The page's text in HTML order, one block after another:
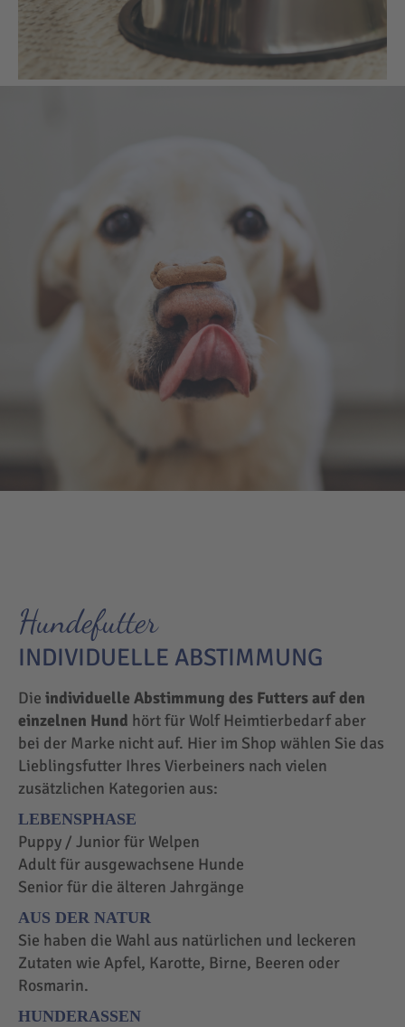
Hundefutter
INDIVIDUELLE ABSTIMMUNG
Die individuelle Abstimmung des Futters auf den
einzelnen Hund hört für Wolf Heimtierbedarf aber
bei der Marke nicht auf. Hier im Shop wählen Sie das
Lieblingsfutter Ihres Vierbeiners nach vielen
zusätzlichen Kategorien aus:
LEBENSPHASE
Puppy / Junior für Welpen
Adult für ausgewachsene Hunde
Senior für die älteren Jahrgänge
AUS DER NATUR
Sie haben die Wahl aus natürlichen und leckeren
Zutaten wie Apfel, Karotte, Birne, Beeren oder
Rosmarin.
HUNDERASSEN